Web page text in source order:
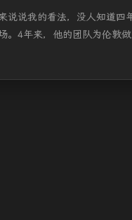
说说我的看法，没人知道四
。4年来，他的团队为伦敦